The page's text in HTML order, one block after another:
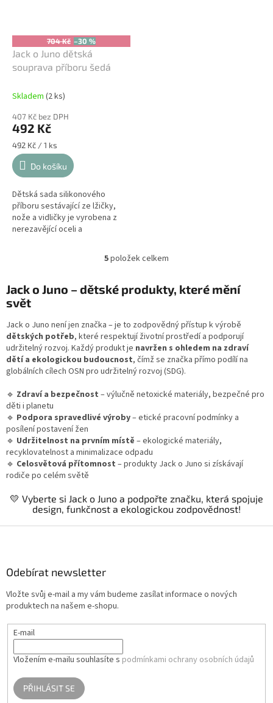
704 Kč –30 %
Jack o Juno dětská
souprava příboru šedá
Skladem (2 ks)
407 Kč bez DPH
492 Kč
Měrná
cena:
492 Kč / 1 ks
Do košíku
Dětská sada silikonového
příboru sestávající ze lžičky,
nože a vidličky je vyrobena z
nerezavějící oceli a
můžete mýt v myčce na nádobí,
O
l
á
a
c
í
p
r
k
v
i
s
5položek celkem
Jack o Juno – dětské produkty, které mění
svět
Jack o Juno není jen značka – je to zodpovědný přístup k výrobě
dětských potřeb, které respektují životní prostředí a podporují
udržitelný rozvoj. Každý produkt je navržen s ohledem na zdraví
dětí a ekologickou budoucnost, čímž se značka přímo podílí na
globálních cílech OSN pro udržitelný rozvoj (SDG).
🔹 Zdraví a bezpečnost – výlučně netoxické materiály, bezpečné pro
děti i planetu
🔹 Podpora spravedlivé výroby– etické pracovní podmínky a
posílení postavení žen
🔹 Udržitelnost na prvním místě – ekologické materiály,
recyklovatelnost a minimalizace odpadu
🔹 Celosvětová přítomnost – produkty Jack o Juno si získávají
rodiče po celém světě
💛 Vyberte si Jack o Juno a podpořte značku, která spojuje
design, funkčnost a ekologickou zodpovědnost!
Odebírat newsletter
Vložte svůj e-mail a my vám budeme zasílat informace o nových
produktech na našem e-shopu.
E-mail
Vložením e-mailu souhlasíte s podmínkami ochrany osobních údajů
PŘIHLÁSIT SE